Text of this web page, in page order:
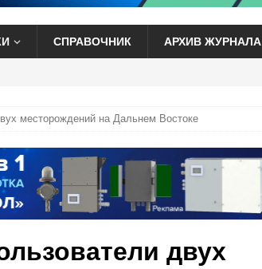
СПРАВОЧНИК АРХИВ ЖУРНАЛА
месторождений на Дальнем Востоке
двух